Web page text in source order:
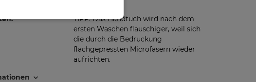
TIPP: Das Handtuch wird nach dem
ersten Waschen flauschiger, weil sich
die durch die Bedruckung
flachgepressten Microfasern wieder
aufrichten.